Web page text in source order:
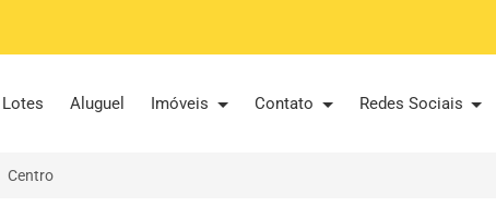
Lotes Aluguel Imóveis Contato Redes Sociais
Centro